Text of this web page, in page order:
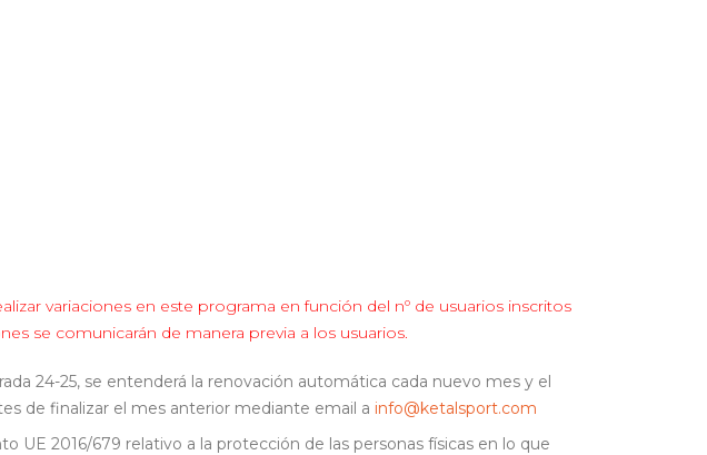
variaciones en este programa en función del nº de usuarios inscritos
se comunicarán de manera previa a los usuarios.
24-25, se entenderá la renovación automática cada nuevo mes y el
de finalizar el mes anterior mediante email a info@ketalsport.com
UE 2016/679 relativo a la protección de las personas físicas en lo que